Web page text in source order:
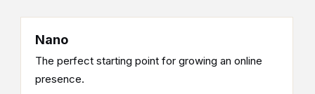
Nano
The perfect starting point for growing an online
presence.